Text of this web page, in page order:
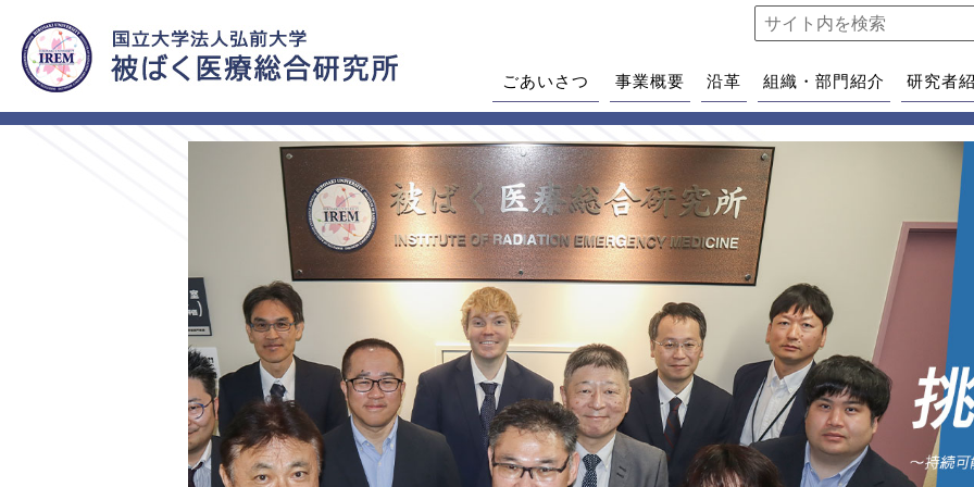
ごあいさつ 事業概要 沿革 組織・部門紹介 研究者